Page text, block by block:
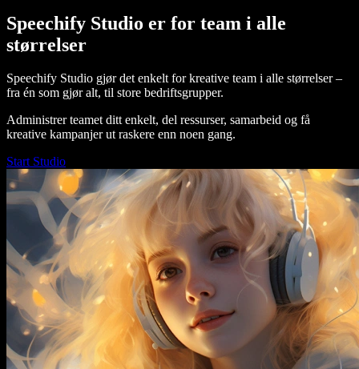
Speechify Studio er for team i alle
størrelser
Speechify Studio gjør det enkelt for kreative team i alle størrelser –
fra én som gjør alt, til store bedriftsgrupper.
Administrer teamet ditt enkelt, del ressurser, samarbeid og få
kreative kampanjer ut raskere enn noen gang.
Start Studio